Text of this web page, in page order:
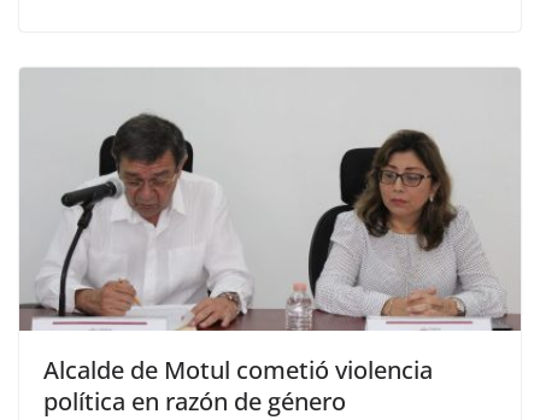
Alcalde de Motul cometió violencia
política en razón de género